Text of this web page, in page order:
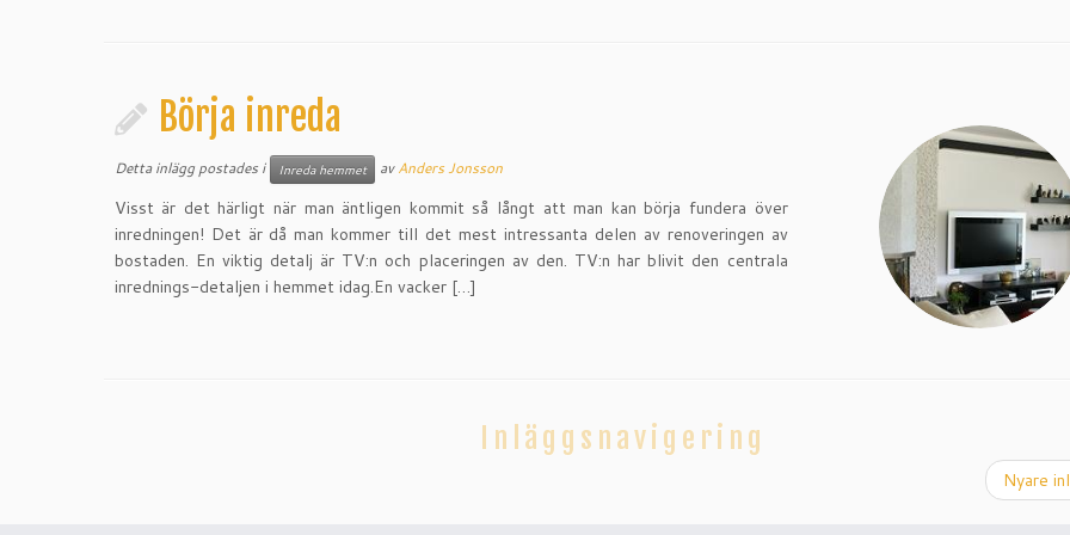
Börja inreda
Detta inlägg postades i Inreda hemmet avAnders Jonsson
Visst är det härligt när man äntligen kommit så långt att man kan börja fundera över
inredningen! Det är då man kommer till det mest intressanta delen av renoveringen av
bostaden. En viktig detalj är TV:n och placeringen av den. TV:n har blivit den centrala
inrednings-detaljen i hemmet idag.En vacker […]
Inläggsnavigering
Nyare